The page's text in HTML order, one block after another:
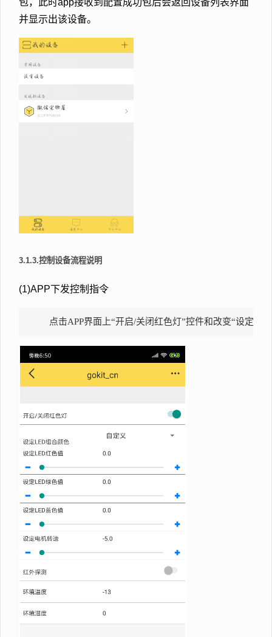
包，此时app接收到配置成功包后会返回设备列表界面
并显示出该设备。
3.1.3.控制设备流程说明
(1)APP下发控制指令